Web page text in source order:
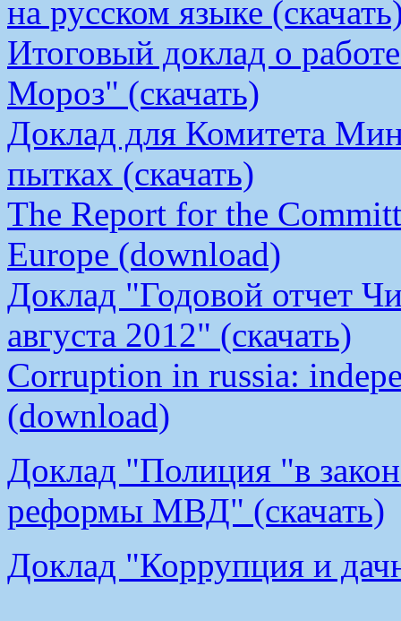
на русском языке
Итоговый доклад о
Мороз" (скачать)
Доклад для Комитета
пытках (скачать)
The Report for the
Europe (download)
Доклад "Годовой отчет
августа 2012" (скачать)
Corruption in russia:
(download)
Доклад "Полиция "в
реформы МВД" (скачать)
Доклад "Коррупция и